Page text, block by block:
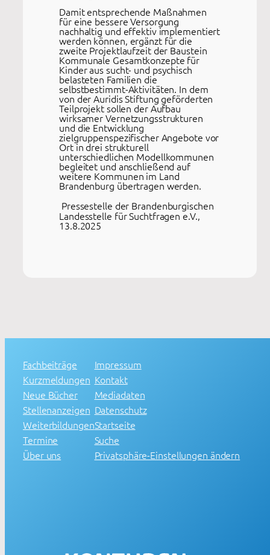
Damit entsprechende Maßnahmen
für eine bessere Versorgung
nachhaltig und effektiv implementiert
werden können, ergänzt für die
zweite Projektlaufzeit der Baustein
Kommunale Gesamtkonzepte für
Kinder aus sucht- und psychisch
belasteten Familien die
selbstbestimmt-Aktivitäten. In dem
von der Auridis Stiftung geförderten
Teilprojekt sollen der Aufbau
wirksamer Vernetzungsstrukturen
und die Entwicklung
zielgruppenspezifischer Angebote vor
Ort in drei strukturell
unterschiedlichen Modellkommunen
begleitet und anschließend auf
weitere Kommunen im Land
Brandenburg übertragen werden.
Pressestelle der Brandenburgischen
Landesstelle für Suchtfragen e.V.,
13.8.2025
Fachbeiträge
Kurzmeldungen
Neue Bücher
Stellenanzeigen
Weiterbildungen
Termine
Über uns
Impressum
Kontakt
Mediadaten
Datenschutz
Startseite
Suche
Privatsphäre-Einstellungen ändern